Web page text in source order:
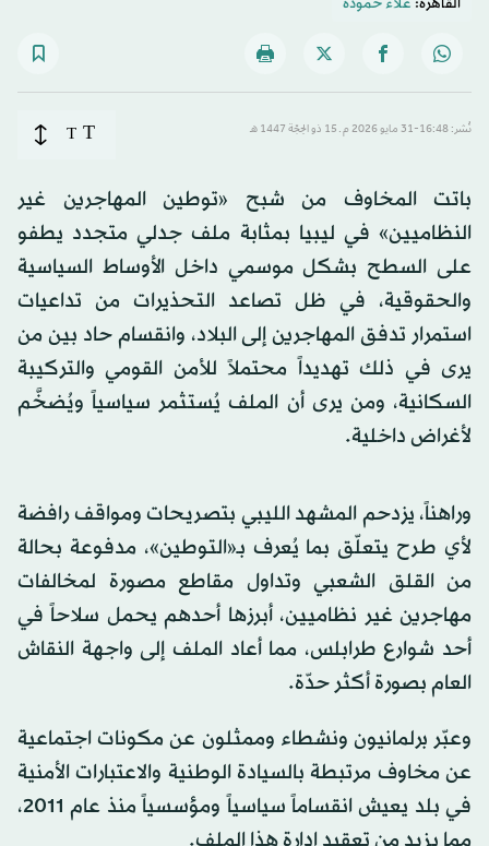
القاهرة: علاء حموده
نُشر: 16:48-31 مايو 2026 م ـ 15 ذو الحِجّة 1447 هـ T
T
باتت المخاوف من شبح «توطين المهاجرين غير
النظاميين» في ليبيا بمثابة ملف جدلي متجدد يطفو
على السطح بشكل موسمي داخل الأوساط السياسية
والحقوقية، في ظل تصاعد التحذيرات من تداعيات
استمرار تدفق المهاجرين إلى البلاد، وانقسام حاد بين من
يرى في ذلك تهديداً محتملاً للأمن القومي والتركيبة
السكانية، ومن يرى أن الملف يُستثمر سياسياً ويُضخَّم
لأغراض داخلية.
وراهناً، يزدحم المشهد الليبي بتصريحات ومواقف رافضة
لأي طرح يتعلّق بما يُعرف بـ«التوطين»، مدفوعة بحالة
من القلق الشعبي وتداول مقاطع مصورة لمخالفات
مهاجرين غير نظاميين، أبرزها أحدهم يحمل سلاحاً في
أحد شوارع طرابلس، مما أعاد الملف إلى واجهة النقاش
العام بصورة أكثر حدّة.
وعبّر برلمانيون ونشطاء وممثلون عن مكونات اجتماعية
عن مخاوف مرتبطة بالسيادة الوطنية والاعتبارات الأمنية
في بلد يعيش انقساماً سياسياً ومؤسسياً منذ عام 2011،